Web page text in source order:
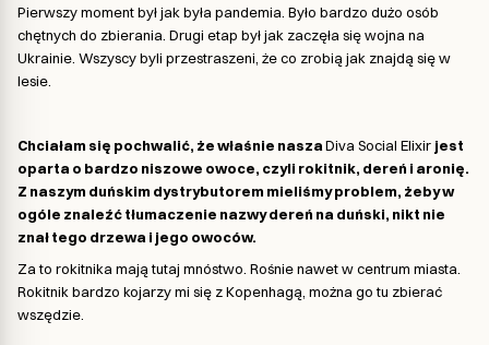
Pierwszy moment był jak była pandemia. Było bardzo dużo osób
chętnych do zbierania. Drugi etap był jak zaczęła się wojna na
Ukrainie. Wszyscy byli przestraszeni, że co zrobią jak znajdą się w
lesie.
Chciałam się pochwalić, że właśnie naszaDiva Social Elixir jest
oparta o bardzo niszowe owoce, czyli rokitnik, dereń i aronię.
Z naszym duńskim dystrybutorem mieliśmy problem, żeby w
ogóle znaleźć tłumaczenie nazwy dereń na duński, nikt nie
znał tego drzewa i jego owoców.
Za to rokitnika mają tutaj mnóstwo. Rośnie nawet w centrum miasta.
Rokitnik bardzo kojarzy mi się z Kopenhagą, można go tu zbierać
wszędzie.